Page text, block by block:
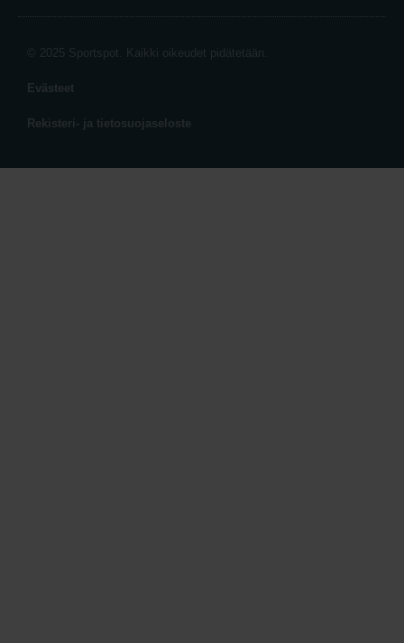
© 2025 Sportspot. Kaikki oikeudet pidätetään.
Evästeet
Rekisteri- ja tietosuojaseloste